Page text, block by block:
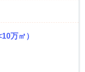
万㎡）